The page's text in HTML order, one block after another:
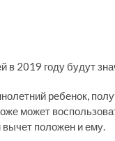
в 2019 году будут
ребенок,
может
положен и ему.